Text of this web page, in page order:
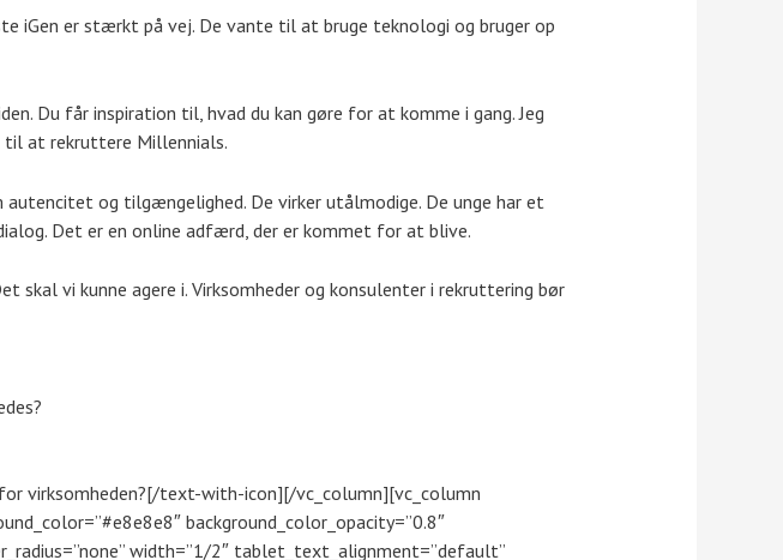
iGen er stærkt på vej. De vante til at bruge teknologi og bruger op
Du får inspiration til, hvad du kan gøre for at komme i gang. Jeg
til at rekruttere Millennials.
og tilgængelighed. De virker utålmodige. De unge har et
Det er en online adfærd, der er kommet for at blive.
skal vi kunne agere i. Virksomheder og konsulenter i rekruttering bør
virksomheden?[/text-with-icon][/vc_column][vc_column
background_color_opacity=”0.8″
width=”1/2″ tablet_text_alignment=”default”